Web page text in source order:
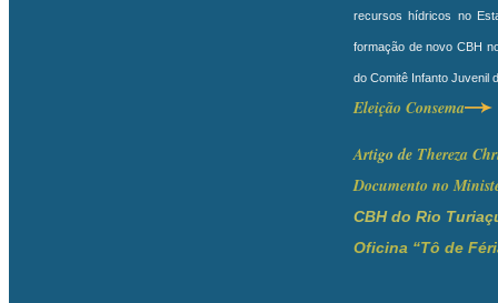
recursos hídricos no
formação de novo CBH
do Comitê Infanto Juvenil
Eleição Consema
Artigo de Thereza C
Documento no
CBH do Rio
Oficina “Tô de